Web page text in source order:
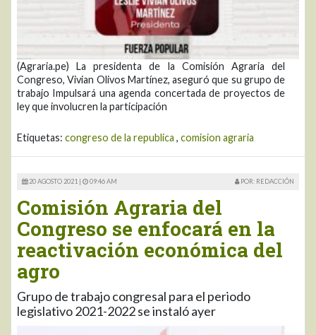
(Agraria.pe) La presidenta de la Comisión Agraria del
Congreso, Vivian Olivos Martínez, aseguró que su grupo de
trabajo Impulsará una agenda concertada de proyectos de
ley que involucren la participación
Etiquetas: congreso de la republica , comision agraria
20 AGOSTO 2021 | 09:46 AM POR: REDACCIÓN
Comisión Agraria del
Congreso se enfocará en la
reactivación económica del
agro
Grupo de trabajo congresal para el periodo
legislativo 2021-2022 se instaló ayer